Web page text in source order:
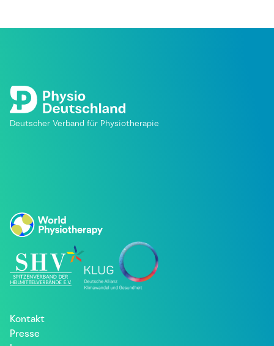
Deutscher Verband für Physiotherapie
Kontakt
Presse